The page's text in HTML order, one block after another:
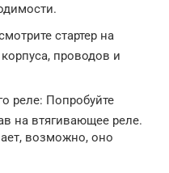
стартер на
проводов и
реле: Попробуйте
на втягивающее реле.
возможно, оно